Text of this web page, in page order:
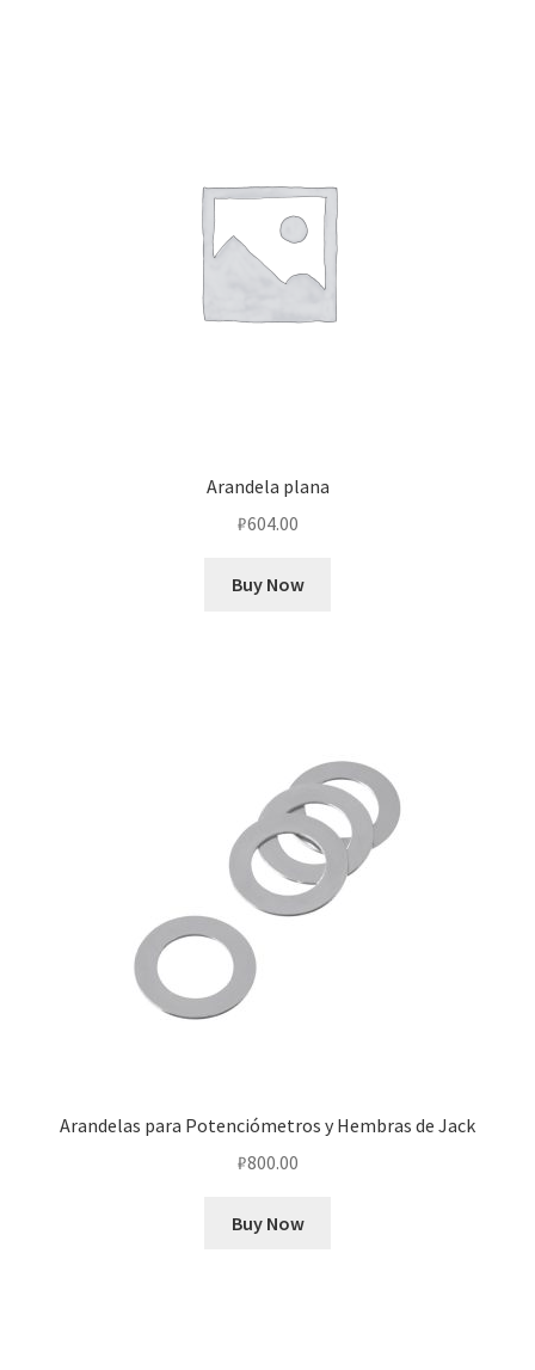
Arandela plana
₽604.00
Buy Now
Arandelas para Potenciómetros y Hembras de Jack
₽800.00
Buy Now